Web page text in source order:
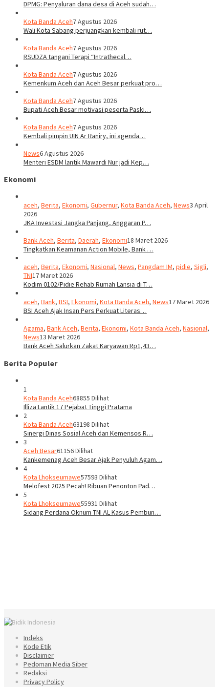
DPMG: Penyaluran dana desa di Aceh sudah…
Kota Banda Aceh7 Agustus 2026
Wali Kota Sabang perjuangkan kembali rut…
Kota Banda Aceh7 Agustus 2026
RSUDZA tangani Terapi “Intrathecal…
Kota Banda Aceh7 Agustus 2026
Kemenkum Aceh dan Aceh Besar perkuat pro…
Kota Banda Aceh7 Agustus 2026
Bupati Aceh Besar motivasi peserta Paski…
Kota Banda Aceh7 Agustus 2026
Kembali pimpin UIN Ar Raniry, ini agenda…
News6 Agustus 2026
Menteri ESDM lantik Mawardi Nur jadi Kep…
Ekonomi
aceh, Berita, Ekonomi, Gubernur, Kota Banda Aceh, News3 April
2026
JKA Investasi Jangka Panjang, Anggaran P…
Bank Aceh, Berita, Daerah, Ekonomi18 Maret 2026
Tingkatkan Keamanan Action Mobile, Bank …
aceh, Berita, Ekonomi, Nasional, News, Pangdam IM, pidie, Sigli,
TNI17 Maret 2026
Kodim 0102/Pidie Rehab Rumah Lansia di T…
aceh, Bank, BSI, Ekonomi, Kota Banda Aceh, News17 Maret 2026
BSI Aceh Ajak Insan Pers Perkuat Literas…
Agama, Bank Aceh, Berita, Ekonomi, Kota Banda Aceh, Nasional,
News13 Maret 2026
Bank Aceh Salurkan Zakat Karyawan Rp1,43…
Berita Populer
1
Kota Banda Aceh68855 Dilihat
Illiza Lantik 17 Pejabat Tinggi Pratama
2
Kota Banda Aceh63198 Dilihat
Sinergi Dinas Sosial Aceh dan Kemensos R…
3
Aceh Besar61156 Dilihat
Kankemenag Aceh Besar Ajak Penyuluh Agam…
4
Kota Lhokseumawe57593 Dilihat
Melofest 2025 Pecah! Ribuan Penonton Pad…
5
Kota Lhokseumawe55931 Dilihat
Sidang Perdana Oknum TNI AL Kasus Pembun…
Indeks
Kode Etik
Disclaimer
Pedoman Media Siber
Redaksi
Privacy Policy